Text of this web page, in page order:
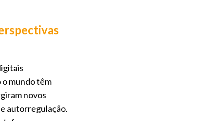
mundo têm
novos
autorregulação.